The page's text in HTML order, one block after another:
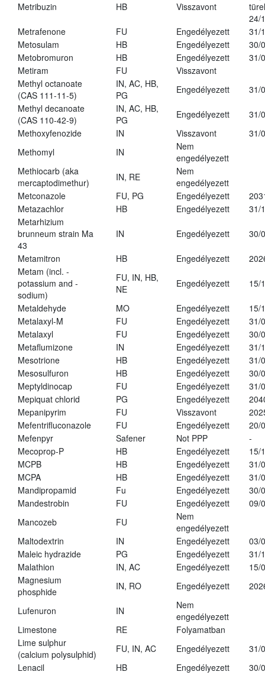
Metribuzin HB Visszavont
24/
Metrafenone
FU Engedélyezett
31/
Metosulam
HB Engedélyezett
30/
Metobromuron
HB Engedélyezett
31/
Metiram
FU
Visszavont
Methyl octanoate
(CAS 111-11-5)
IN, AC, HB,
PG
Engedélyezett
31/
Methyl decanoate
(CAS 110-42-9)
IN, AC, HB,
PG
Engedélyezett
31/
Methoxyfenozide
IN Visszavont
31/
Methomyl
IN
Nem
engedélyezett
Methiocarb (aka
mercaptodimethur)
IN, RE
Nem
engedélyezett
Metconazole
FU, PG Engedélyezett
Metazachlor
HB Engedélyezett
31/
Metarhizium
brunneum strain Ma
43
IN Engedélyezett 30/
Metamitron HB Engedélyezett
Metam (incl. -
potassium and -
sodium)
FU, IN, HB,
NE
Engedélyezett 15/
Metaldehyde MO Engedélyezett
15/
Metalaxyl-M
FU Engedélyezett
31/
Metalaxyl
FU Engedélyezett
30/
Metaflumizone
IN Engedélyezett
31/
Mesotrione
HB Engedélyezett
31/
Mesosulfuron
HB Engedélyezett
30/
Meptyldinocap
FU Engedélyezett
31/
Mepiquat chlorid
PG Engedélyezett
Mepanipyrim
FU Visszavont
Mefentrifluconazole
FU Engedélyezett
20/
Mefenpyr
Safener Not PPP
-
Mecoprop-P
HB Engedélyezett
15/
MCPB
HB Engedélyezett
31/
MCPA
HB Engedélyezett
31/
Mandipropamid
Fu Engedélyezett
30/
Mandestrobin
FU Engedélyezett
09/
Mancozeb
FU
Nem
engedélyezett
Maltodextrin
IN Engedélyezett
03/
Maleic hydrazide
PG Engedélyezett
31/
Malathion
IN, AC Engedélyezett
15/
Magnesium
phosphide
IN, RO Engedélyezett
Lufenuron IN
Nem
engedélyezett
Limestone
RE
Folyamatban
Lime sulphur
(calcium polysulphid)
FU, IN, AC Engedélyezett
31/
Lenacil
HB Engedélyezett
30/